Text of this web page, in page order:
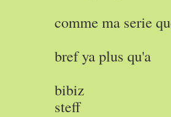
comme ma serie
bref ya plus qu'a
bibiz
steff